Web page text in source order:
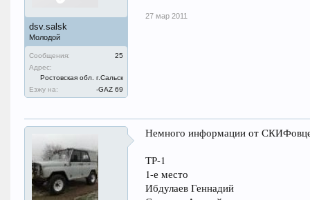
dsv.salsk
Молодой
Сообщения:
25
Адрес:
Ростовская обл. г.Сальск
Езжу на:
-GAZ 69
27 мар 2011
Немного информации от
ТР-1
1-е место
Ибдулаев Геннадий